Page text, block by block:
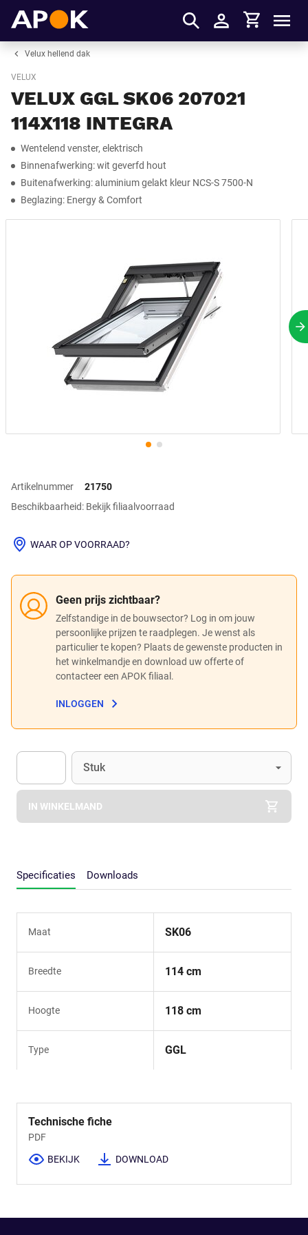
Inloggen
Winkelmandje
Velux hellend dak
VELUX
VELUX GGL SK06 207021
114X118 INTEGRA
Wentelend venster, elektrisch
Binnenafwerking: wit geverfd hout
Buitenafwerking: aluminium gelakt kleur NCS-S 7500-N
Beglazing: Energy & Comfort
Artikelnummer
21750
Beschikbaarheid: Bekijk filiaalvoorraad
Geen prijs zichtbaar?
Zelfstandige in de bouwsector? Log in om jouw
persoonlijke prijzen te raadplegen. Je wenst als
particulier te kopen? Plaats de gewenste producten in
het winkelmandje en download uw offerte of
contacteer een APOK filiaal.
INLOGGEN
WAAR OP VOORRAAD?
Apok.Product.Detail.AddToCart.Quantity (Optioneel)
Eenheid
Stuk
IN WINKELMAND
Specificaties Downloads
Maat SK06
Breedte 114 cm
Hoogte 118 cm
Type GGL
Technische fiche
PDF
BEKIJK DOWNLOAD